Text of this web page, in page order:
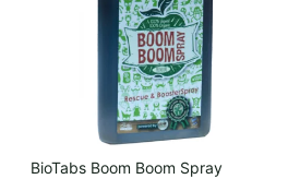
BioTabs Boom Boom Spray